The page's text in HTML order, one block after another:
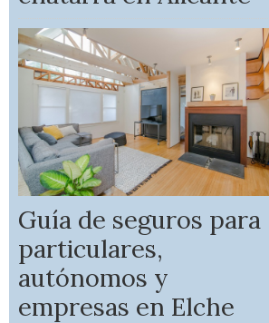
Guía de seguros para
particulares,
autónomos y
empresas en Elche